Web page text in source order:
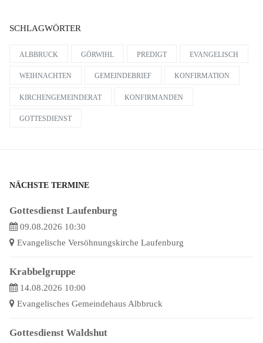
SCHLAGWÖRTER
ALBBRUCK GÖRWIHL PREDIGT EVANGELISCH
WEIHNACHTEN GEMEINDEBRIEF KONFIRMATION
KIRCHENGEMEINDERAT KONFIRMANDEN
GOTTESDIENST
NÄCHSTE TERMINE
Gottesdienst Laufenburg
09.08.2026 10:30
Evangelische Versöhnungskirche Laufenburg
Krabbelgruppe
14.08.2026 10:00
Evangelisches Gemeindehaus Albbruck
Gottesdienst Waldshut